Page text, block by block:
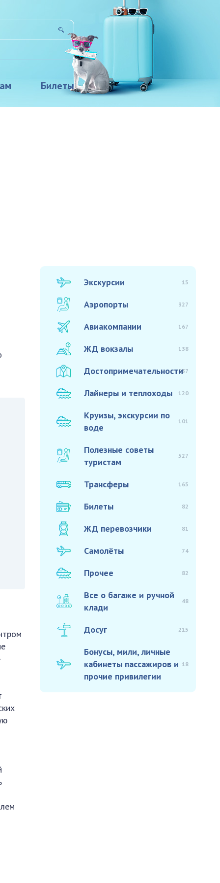
Билеты
Экскурсии 15
Аэропорты 327
Авиакомпании 167
ЖД вокзалы 138
Достопримечательности937
Лайнеры и теплоходы 120
Круизы, экскурсии по
воде
101
Полезные советы
туристам
527
Трансферы 165
Билеты 82
ЖД перевозчики 81
Самолёты 74
Прочее 82
Все о багаже и ручной
клади
48
Досуг 215
Бонусы, мили, личные
кабинеты пассажиров и
прочие привилегии
18